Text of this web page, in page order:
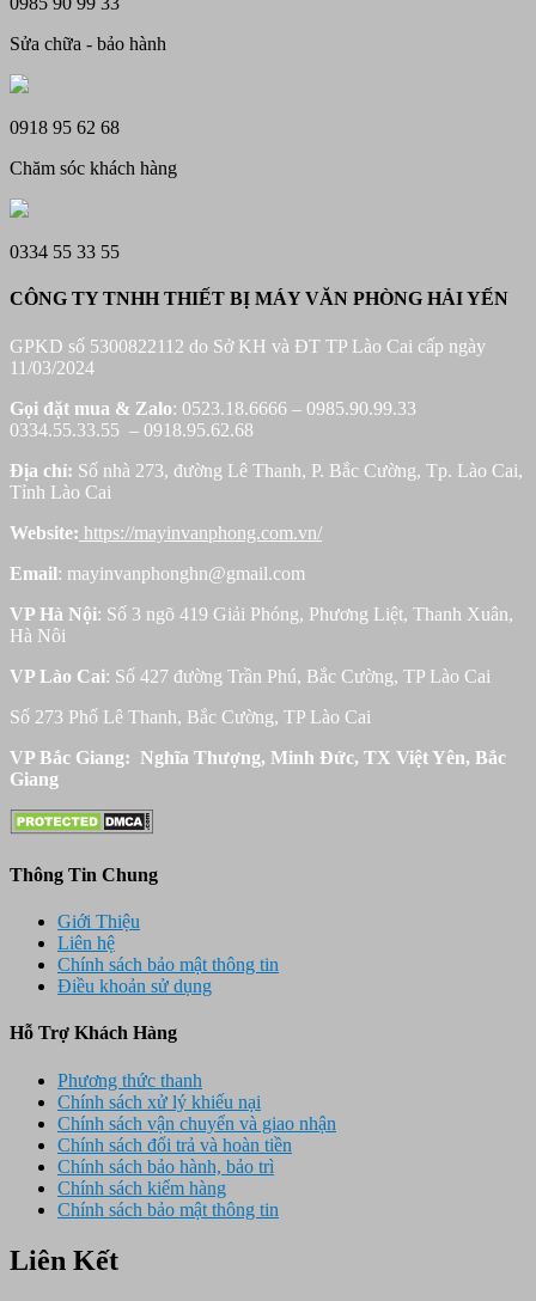
Sửa chữa - bảo hành
0918 95 62 68
Chăm sóc khách hàng
0334 55 33 55
CÔNG TY TNHH THIẾT BỊ MÁY VĂN PHÒNG HẢI YẾN
GPKD số 5300822112 do Sở KH và ĐT TP Lào Cai cấp ngày
11/03/2024
Gọi đặt mua & Zalo: 0523.18.6666 – 0985.90.99.33
0334.55.33.55 – 0918.95.62.68
Địa chỉ: Số nhà 273, đường Lê Thanh, P. Bắc Cường, Tp. Lào Cai,
Tỉnh Lào Cai
Website: https://mayinvanphong.com.vn/
Email: mayinvanphonghn@gmail.com
VP Hà Nội: Số 3 ngõ 419 Giải Phóng, Phương Liệt, Thanh Xuân,
Hà Nôi
VP Lào Cai: Số 427 đường Trần Phú, Bắc Cường, TP Lào Cai
Số 273 Phố Lê Thanh, Bắc Cường, TP Lào Cai
VP Bắc Giang: Nghĩa Thượng, Minh Đức, TX Việt Yên, Bắc
Giang
Thông Tin Chung
Giới Thiệu
Liên hệ
Chính sách bảo mật thông tin
Điều khoản sử dụng
Hỗ Trợ Khách Hàng
Phương thức thanh
Chính sách xử lý khiếu nại
Chính sách vận chuyển và giao nhận
Chính sách đổi trả và hoàn tiền
Chính sách bảo hành, bảo trì
Chính sách kiểm hàng
Chính sách bảo mật thông tin
Liên Kết